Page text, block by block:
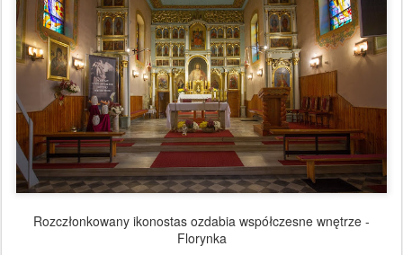
Rozczłonkowany ikonostas ozdabia współczesne wnętrze -
Florynka